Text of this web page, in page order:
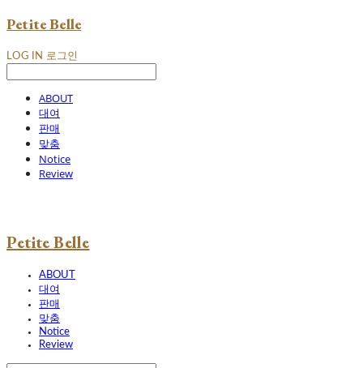
Petite Belle
LOG IN 로그인
ABOUT
대여
판매
맞춤
Notice
Review
Petite Belle
ABOUT
대여
판매
맞춤
Notice
Review